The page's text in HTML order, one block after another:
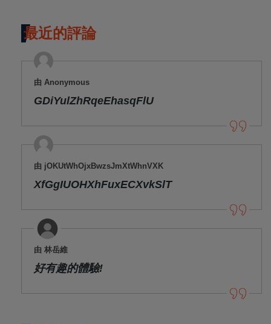
最近的評論
由 Anonymous
GDiYulZhRqeEhasqFlU
由 jOKUtWhOjxBwzsJmXtWhnVXK
XfGgIUOHXhFuxECXvkSlT
由 林岳維
好有趣的體驗!